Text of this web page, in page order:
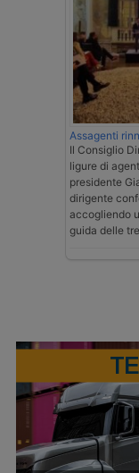
Assagenti
Il Consiglio
ligure di
presidente
dirigente
accogliendo
guida delle